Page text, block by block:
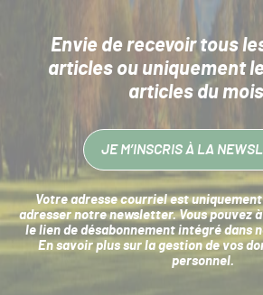
Envie de recevoir tous
articlesou uniquement
articles du
JE M’INSCRIS À LA
Votre adresse courriel est
adresser notre newsletter. Vous pouvez
le lien de désabonnement intégré dans
En savoir plus sur la gestion de vos
personnel.